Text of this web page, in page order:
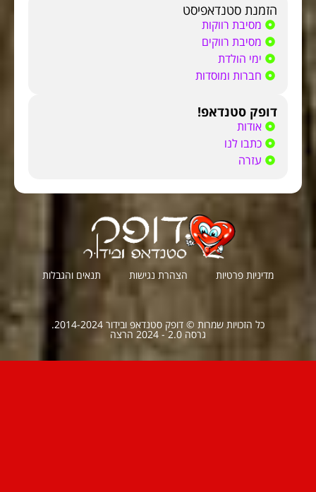
הזמנת סטנדאפיסט
מסיבת רווקות
מסיבת רווקים
ימי הולדת
חברות ומוסדות
דופק סטנדאפ!
אודות
כתבו לנו
עזרה
מדיניות פרטיות הצהרת נגישות תנאים והגבלות
כל הזכויות שמרות © דופק סטנדאפ ובידור 2014-2024.
גרסה 2.0 - 2024 הרצה